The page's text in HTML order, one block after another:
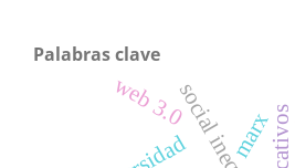
Palabras clave
marx
web 3.0